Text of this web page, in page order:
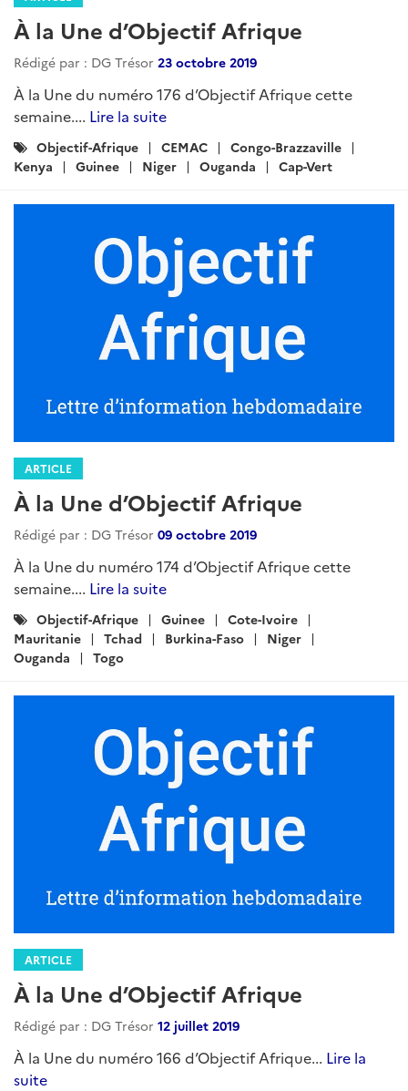
À la Une d’Objectif Afrique
Rédigé par : DG Trésor 23 octobre 2019
À la Une du numéro 176 d’Objectif Afrique cette
semaine.... Lire la suite
Catégories
:
Objectif-Afrique CEMAC
Congo-Brazzaville
Kenya
Guinee Niger Ouganda Cap-Vert
ARTICLE
À la Une d’Objectif Afrique
Rédigé par : DG Trésor 09 octobre 2019
À la Une du numéro 174 d’Objectif Afrique cette
semaine.... Lire la suite
Catégories
:
Objectif-Afrique Guinee
Cote-Ivoire
Mauritanie
Tchad Burkina-Faso
Niger
Ouganda
Togo
ARTICLE
À la Une d’Objectif Afrique
Rédigé par : DG Trésor 12 juillet 2019
À la Une du numéro 166 d’Objectif Afrique... Lire la
suite